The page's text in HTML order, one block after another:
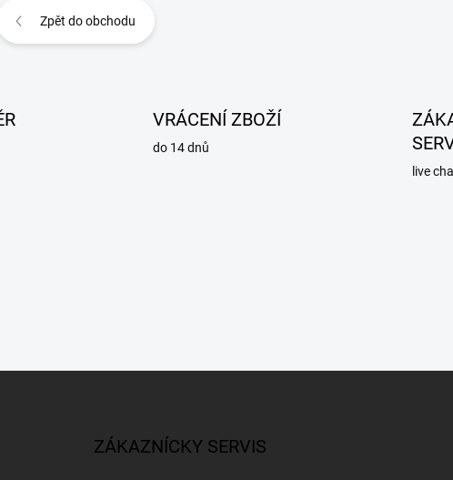
Zpět do obchodu
VRÁCENÍ ZBOŽÍ
do 14 dnů
live
ZÁKAZNÍCKY SERVIS